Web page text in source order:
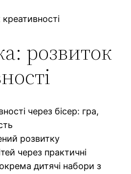
розвиток
через бісер: гра,
розвитку
через практичні
дитячі набори з